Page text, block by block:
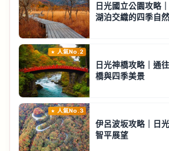
日光國立公園攻略
湖泊交織的四季自
人氣No.2
日光神橋攻略｜通
橋與四季美景
人氣No.3
伊呂波坂攻略｜日
智平展望